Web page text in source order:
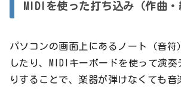
MIDIを使った打ち込み（作曲・
パソコンの画面上にあるノート（音符
したり、MIDIキーボードを使って演奏
りすることで、楽器が弾けなくても音